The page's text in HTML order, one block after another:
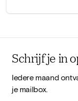
Schrijf je in
Iedere maand
je mailbox.